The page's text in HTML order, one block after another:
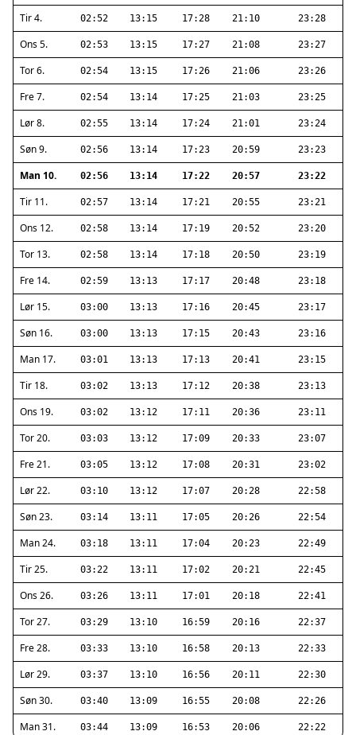
Tir 4. 02:52 13:15 17:28 21:10 23:28
Ons 5. 02:53 13:15 17:27 21:08 23:27
Tor 6. 02:54 13:15 17:26 21:06 23:26
Fre 7. 02:54 13:14 17:25 21:03 23:25
Lør 8. 02:55 13:14 17:24 21:01 23:24
Søn 9. 02:56 13:14 17:23 20:59 23:23
Man 10. 02:56 13:14 17:22 20:57 23:22
Tir 11. 02:57 13:14 17:21 20:55 23:21
Ons 12. 02:58 13:14 17:19 20:52 23:20
Tor 13. 02:58 13:14 17:18 20:50 23:19
Fre 14. 02:59 13:13 17:17 20:48 23:18
Lør 15. 03:00 13:13 17:16 20:45 23:17
Søn 16. 03:00 13:13 17:15 20:43 23:16
Man 17. 03:01 13:13 17:13 20:41 23:15
Tir 18. 03:02 13:13 17:12 20:38 23:13
Ons 19. 03:02 13:12 17:11 20:36 23:11
Tor 20. 03:03 13:12 17:09 20:33 23:07
Fre 21. 03:05 13:12 17:08 20:31 23:02
Lør 22. 03:10 13:12 17:07 20:28 22:58
Søn 23. 03:14 13:11 17:05 20:26 22:54
Man 24. 03:18 13:11 17:04 20:23 22:49
Tir 25. 03:22 13:11 17:02 20:21 22:45
Ons 26. 03:26 13:11 17:01 20:18 22:41
Tor 27. 03:29 13:10 16:59 20:16 22:37
Fre 28. 03:33 13:10 16:58 20:13 22:33
Lør 29. 03:37 13:10 16:56 20:11 22:30
Søn 30. 03:40 13:09 16:55 20:08 22:26
Man 31. 03:44 13:09 16:53 20:06 22:22